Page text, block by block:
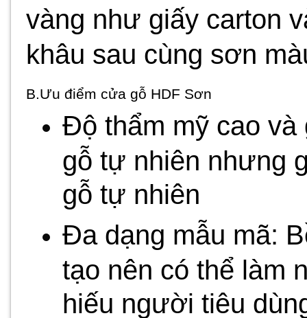
vàng như giấy carton
khâu sau cùng sơn
B.Ưu điểm cửa gỗ HDF Sơn
Độ thẩm mỹ cao
gỗ tự nhiên nhưng
gỗ tự nhiên
Đa dạng mẫu mã:
tạo nên có thể làm
hiếu người tiêu